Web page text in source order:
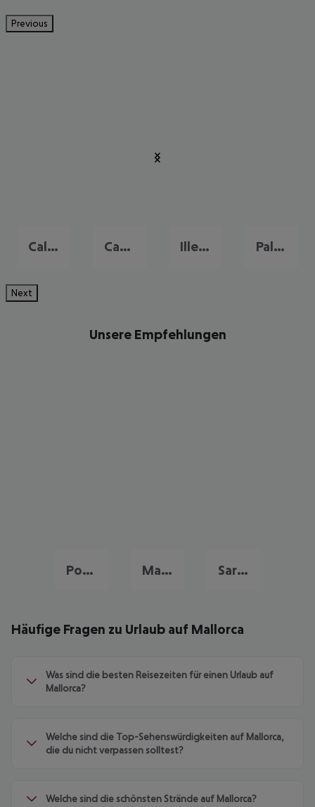
Previous
Cala d'Or Camp de Mar Illetas Palma Nova
Next
Unsere Empfehlungen
Portugal Urlaub Malta Urlaub Sardinien Urlaub
Häufige Fragen zu Urlaub auf Mallorca
Was sind die besten Reisezeiten für einen Urlaub auf
Mallorca?
Welche sind die Top-Sehenswürdigkeiten auf Mallorca,
die du nicht verpassen solltest?
Welche sind die schönsten Strände auf Mallorca?